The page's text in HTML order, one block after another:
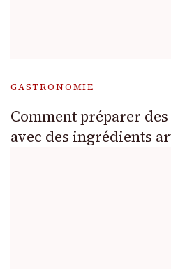
GASTRONOMIE
Comment préparer
avec des ingrédients